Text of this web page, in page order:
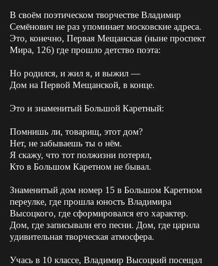
В своём поэтическом творчестве Владимир
Семёнович не раз упоминает московские адреса.
Это, конечно, Первая Мещанская (ныне проспект
Мира, 126) где прошло детство поэта:
Но родился, и жил я, и выжил —
Дом на Первой Мещанской, в конце.
Это и знаменитый Большой Каретный:
Помнишь ли, товарищ, этот дом?
Нет, не забываешь ты о нём.
Я скажу, что тот полжизни потерял,
Кто в Большом Каретном не бывал.
Знаменитый дом номер 15 в Большом Каретном
переулке, где прошла юность Владимира
Высоцкого, где сформировался его характер.
Дом, где записывали его песни. Дом, где царила
удивительная творческая атмосфера.
Учась в 10 классе, Владимир Высоцкий посещал